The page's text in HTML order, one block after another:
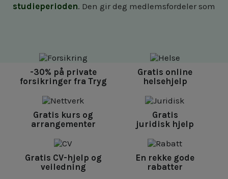
studieperioden. Den gir deg medlemsfordeler som
-30% på private
forsikringer fra Tryg
Gratis online
helsehjelp
Gratis kurs og
arrangementer
Gratis
juridisk hjelp
Gratis CV-hjelp og
veiledning
En rekke gode
rabatter